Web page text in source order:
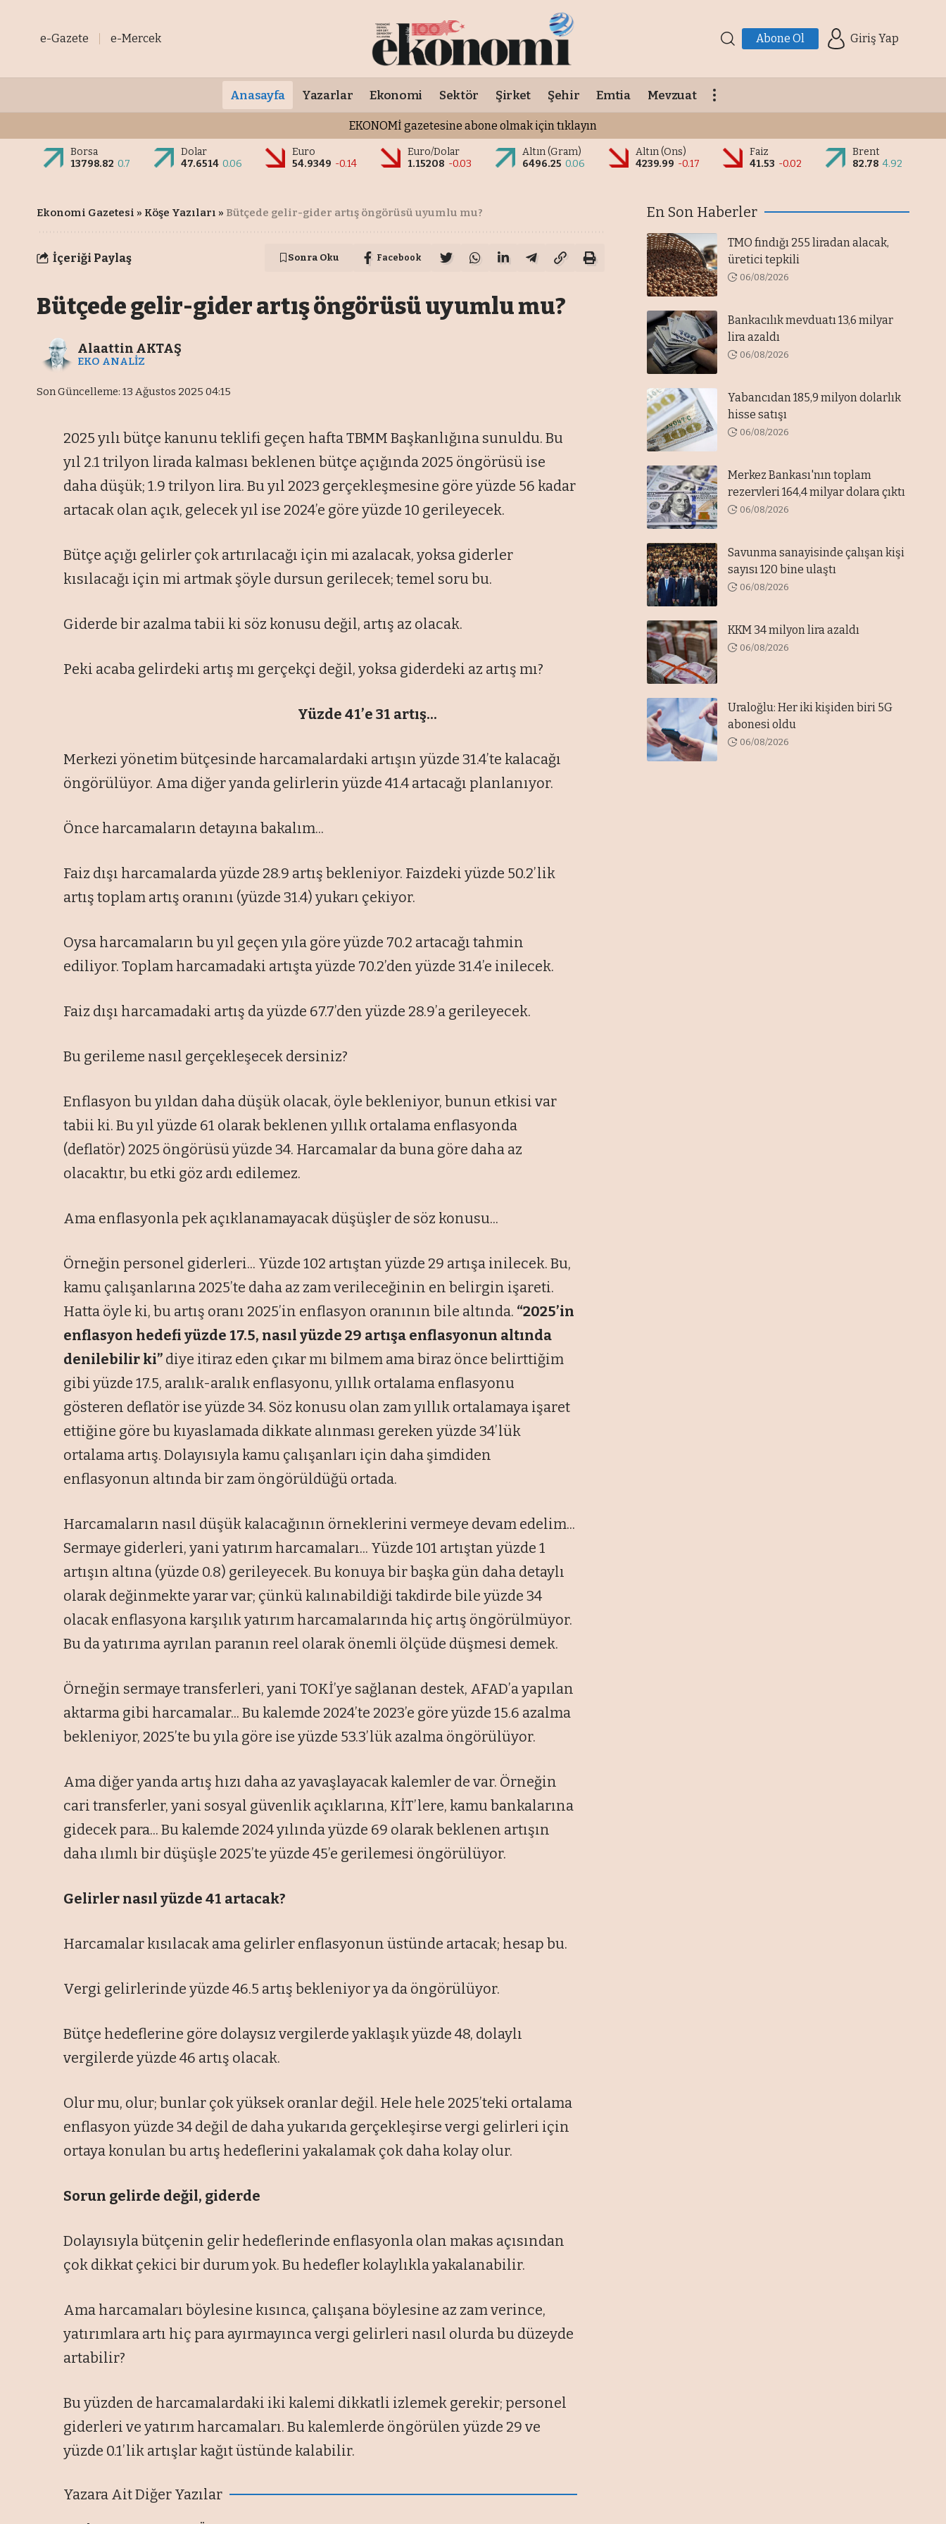
e-Gazete e-Mercek Abone Ol Giriş Yap
Anasayfa Yazarlar Ekonomi Sektör Şirket Şehir Emtia Mevzuat
EKONOMİ gazetesine abone olmak için tıklayın
Borsa
13798.82 0.7
Dolar
47.6514 0.06
Euro
54.9349 -0.14
Euro/Dolar
1.15208 -0.03
Altın (Gram)
6496.25 0.06
Altın (Ons)
4239.99 -0.17
Faiz
41.53 -0.02
Brent
82.78 4.92
Ekonomi Gazetesi » Köşe Yazıları » Bütçede gelir-gider artış öngörüsü uyumlu mu?
İçeriği Paylaş Sonra Oku Facebook
Bütçede gelir-gider artış öngörüsü uyumlu mu?
Son Güncelleme: 13 Ağustos 2025 04:15
Alaattin AKTAŞ
EKO ANALİZ
2025 yılı bütçe kanunu teklifi geçen hafta TBMM Başkanlığına sunuldu. Bu
yıl 2.1 trilyon lirada kalması beklenen bütçe açığında 2025 öngörüsü ise
daha düşük; 1.9 trilyon lira. Bu yıl 2023 gerçekleşmesine göre yüzde 56 kadar
artacak olan açık, gelecek yıl ise 2024’e göre yüzde 10 gerileyecek.
Bütçe açığı gelirler çok artırılacağı için mi azalacak, yoksa giderler
kısılacağı için mi artmak şöyle dursun gerilecek; temel soru bu.
Giderde bir azalma tabii ki söz konusu değil, artış az olacak.
Peki acaba gelirdeki artış mı gerçekçi değil, yoksa giderdeki az artış mı?
Yüzde 41’e 31 artış...
Merkezi yönetim bütçesinde harcamalardaki artışın yüzde 31.4’te kalacağı
öngörülüyor. Ama diğer yanda gelirlerin yüzde 41.4 artacağı planlanıyor.
Önce harcamaların detayına bakalım...
Faiz dışı harcamalarda yüzde 28.9 artış bekleniyor. Faizdeki yüzde 50.2’lik
artış toplam artış oranını (yüzde 31.4) yukarı çekiyor.
Oysa harcamaların bu yıl geçen yıla göre yüzde 70.2 artacağı tahmin
ediliyor. Toplam harcamadaki artışta yüzde 70.2’den yüzde 31.4’e inilecek.
Faiz dışı harcamadaki artış da yüzde 67.7’den yüzde 28.9’a gerileyecek.
Bu gerileme nasıl gerçekleşecek dersiniz?
Enflasyon bu yıldan daha düşük olacak, öyle bekleniyor, bunun etkisi var
tabii ki. Bu yıl yüzde 61 olarak beklenen yıllık ortalama enflasyonda
(deflatör) 2025 öngörüsü yüzde 34. Harcamalar da buna göre daha az
olacaktır, bu etki göz ardı edilemez.
Ama enflasyonla pek açıklanamayacak düşüşler de söz konusu...
Örneğin personel giderleri... Yüzde 102 artıştan yüzde 29 artışa inilecek. Bu,
kamu çalışanlarına 2025’te daha az zam verileceğinin en belirgin işareti.
Hatta öyle ki, bu artış oranı 2025’in enflasyon oranının bile altında. “2025’in
enflasyon hedefi yüzde 17.5, nasıl yüzde 29 artışa enflasyonun altında
denilebilir ki” diye itiraz eden çıkar mı bilmem ama biraz önce belirttiğim
gibi yüzde 17.5, aralık-aralık enflasyonu, yıllık ortalama enflasyonu
gösteren deflatör ise yüzde 34. Söz konusu olan zam yıllık ortalamaya işaret
ettiğine göre bu kıyaslamada dikkate alınması gereken yüzde 34’lük
ortalama artış. Dolayısıyla kamu çalışanları için daha şimdiden
enflasyonun altında bir zam öngörüldüğü ortada.
Harcamaların nasıl düşük kalacağının örneklerini vermeye devam edelim...
Sermaye giderleri, yani yatırım harcamaları... Yüzde 101 artıştan yüzde 1
artışın altına (yüzde 0.8) gerileyecek. Bu konuya bir başka gün daha detaylı
olarak değinmekte yarar var; çünkü kalınabildiği takdirde bile yüzde 34
olacak enflasyona karşılık yatırım harcamalarında hiç artış öngörülmüyor.
Bu da yatırıma ayrılan paranın reel olarak önemli ölçüde düşmesi demek.
Örneğin sermaye transferleri, yani TOKİ’ye sağlanan destek, AFAD’a yapılan
aktarma gibi harcamalar... Bu kalemde 2024’te 2023’e göre yüzde 15.6 azalma
bekleniyor, 2025’te bu yıla göre ise yüzde 53.3’lük azalma öngörülüyor.
Ama diğer yanda artış hızı daha az yavaşlayacak kalemler de var. Örneğin
cari transferler, yani sosyal güvenlik açıklarına, KİT’lere, kamu bankalarına
gidecek para... Bu kalemde 2024 yılında yüzde 69 olarak beklenen artışın
daha ılımlı bir düşüşle 2025’te yüzde 45’e gerilemesi öngörülüyor.
Gelirler nasıl yüzde 41 artacak?
Harcamalar kısılacak ama gelirler enflasyonun üstünde artacak; hesap bu.
Vergi gelirlerinde yüzde 46.5 artış bekleniyor ya da öngörülüyor.
Bütçe hedeflerine göre dolaysız vergilerde yaklaşık yüzde 48, dolaylı
vergilerde yüzde 46 artış olacak.
Olur mu, olur; bunlar çok yüksek oranlar değil. Hele hele 2025’teki ortalama
enflasyon yüzde 34 değil de daha yukarıda gerçekleşirse vergi gelirleri için
ortaya konulan bu artış hedeflerini yakalamak çok daha kolay olur.
Sorun gelirde değil, giderde
Dolayısıyla bütçenin gelir hedeflerinde enflasyonla olan makas açısından
çok dikkat çekici bir durum yok. Bu hedefler kolaylıkla yakalanabilir.
Ama harcamaları böylesine kısınca, çalışana böylesine az zam verince,
yatırımlara artı hiç para ayırmayınca vergi gelirleri nasıl olurda bu düzeyde
artabilir?
Bu yüzden de harcamalardaki iki kalemi dikkatli izlemek gerekir; personel
giderleri ve yatırım harcamaları. Bu kalemlerde öngörülen yüzde 29 ve
yüzde 0.1’lik artışlar kağıt üstünde kalabilir.
Yazara Ait Diğer Yazılar
En Son Haberler
TMO fındığı 255 liradan alacak,
üretici tepkili
06/08/2026
Bankacılık mevduatı 13,6 milyar
lira azaldı
06/08/2026
Yabancıdan 185,9 milyon dolarlık
hisse satışı
06/08/2026
Merkez Bankası'nın toplam
rezervleri 164,4 milyar dolara çıktı
06/08/2026
Savunma sanayisinde çalışan kişi
sayısı 120 bine ulaştı
06/08/2026
KKM 34 milyon lira azaldı
06/08/2026
Uraloğlu: Her iki kişiden biri 5G
abonesi oldu
06/08/2026